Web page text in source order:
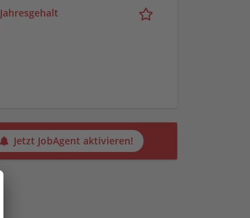
Jetzt JobAgent aktivieren!